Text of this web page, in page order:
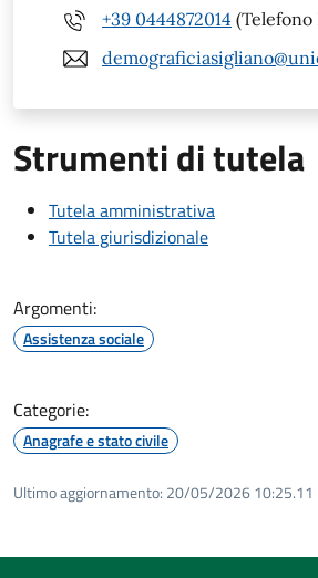
+39 0444872014 (Telefono
Strumenti di tutela
Tutela amministrativa
Tutela giurisdizionale
Argomenti:
Assistenza sociale
Categorie:
Anagrafe e stato civile
Ultimo aggiornamento: 20/05/2026 10:25.11